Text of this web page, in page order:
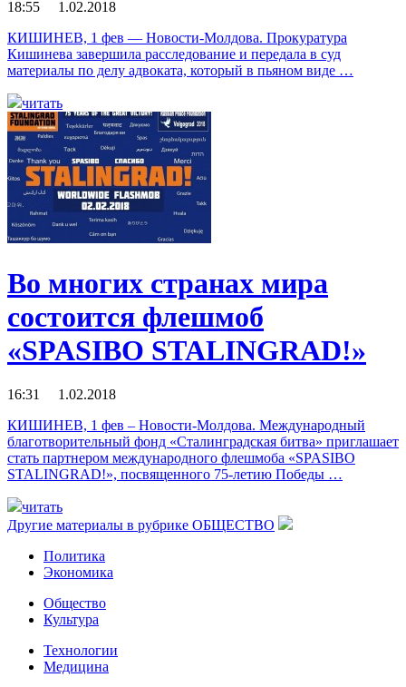
18:55 1.02.2018
КИШИНЕВ, 1 фев — Новости-Молдова. Прокуратура
Кишинева завершила расследование и передала в суд
материалы по делу адвоката, который в пьяном виде …
читать
Во многих странах мира
состоится флешмоб
«SPASIВO STALINGRAD!»
16:31 1.02.2018
КИШИНЕВ, 1 фев – Новости-Молдова. Международный
благотворительный фонд «Сталинградская битва» приглашает
стать партнером международного флешмоба «SPASIВO
STALINGRAD!», посвященного 75-летию Победы …
читать
Другие материалы в рубрике ОБЩЕСТВО
Политика
Экономика
Общество
Культура
Технологии
Медицина